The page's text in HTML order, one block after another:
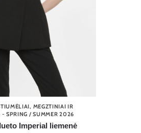
, MEGZTINIAI IR
- SPRING / SUMMER 2026
Imperial liemenė